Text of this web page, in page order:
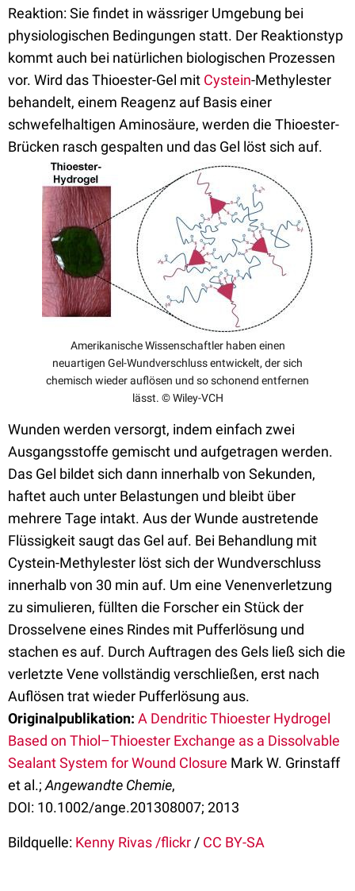
Reaktion: Sie findet in wässriger Umgebung bei
physiologischen Bedingungen statt. Der Reaktionstyp
kommt auch bei natürlichen biologischen Prozessen
vor. Wird das Thioester-Gel mit Cystein-Methylester
behandelt, einem Reagenz auf Basis einer
schwefelhaltigen Aminosäure, werden die Thioester-
Brücken rasch gespalten und das Gel löst sich auf.
Amerikanische Wissenschaftler haben einen
neuartigen Gel-Wundverschluss entwickelt, der sich
chemisch wieder auflösen und so schonend entfernen
lässt. © Wiley-VCH
Wunden werden versorgt, indem einfach zwei
Ausgangsstoffe gemischt und aufgetragen werden.
Das Gel bildet sich dann innerhalb von Sekunden,
haftet auch unter Belastungen und bleibt über
mehrere Tage intakt. Aus der Wunde austretende
Flüssigkeit saugt das Gel auf. Bei Behandlung mit
Cystein-Methylester löst sich der Wundverschluss
innerhalb von 30 min auf. Um eine Venenverletzung
zu simulieren, füllten die Forscher ein Stück der
Drosselvene eines Rindes mit Pufferlösung und
stachen es auf. Durch Auftragen des Gels ließ sich die
verletzte Vene vollständig verschließen, erst nach
Auflösen trat wieder Pufferlösung aus.
Originalpublikation: A Dendritic Thioester Hydrogel
Based on Thiol–Thioester Exchange as a Dissolvable
Sealant System for Wound Closure Mark W. Grinstaff
et al.; Angewandte Chemie,
DOI: 10.1002/ange.201308007; 2013
Bildquelle: Kenny Rivas /flickr / CC BY-SA